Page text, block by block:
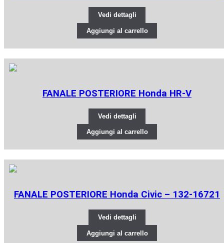
Vedi dettagli
Aggiungi al carrello
FANALE POSTERIORE Honda HR-V
Vedi dettagli
Aggiungi al carrello
FANALE POSTERIORE Honda Civic – 132-16721
Vedi dettagli
Aggiungi al carrello